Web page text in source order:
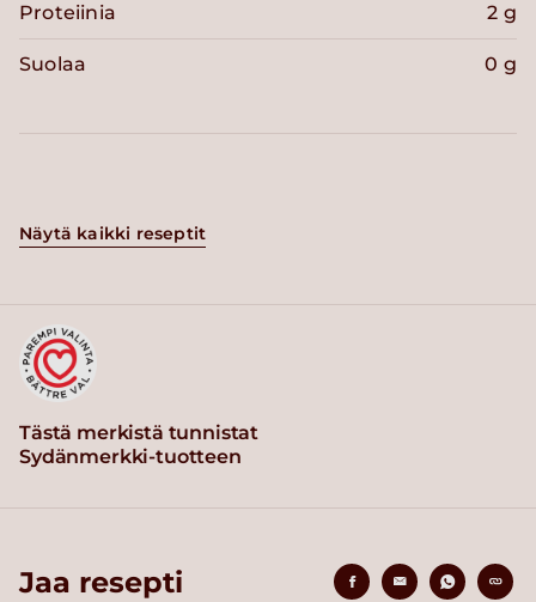
Proteiinia 2 g
Suolaa 0 g
Näytä kaikki reseptit
Tästä merkistä tunnistat
Sydänmerkki-tuotteen
Jaa resepti